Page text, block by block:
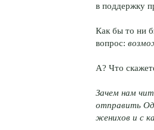
в поддержку
Как бы то ни
вопрос:
А? Что
Зачем нам
отправить
женихов и с